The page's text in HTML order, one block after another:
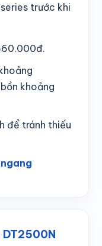
trước khi
khoảng
để tránh thiếu